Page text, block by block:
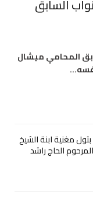
السابق
المحامي ميشال
مغنية ابنة الشيخ
الحاج راشد